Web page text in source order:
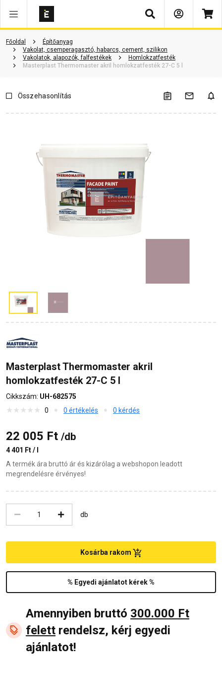
Keresés
Főoldal
Építőanyag
Vakolat, csemperagasztó, habarcs, cement, szilikon
Vakolatok, alapozók, falfestékek
Homlokzatfesték
Masterplast Thermomaster akril homlokzatfesték 27-C 5 l
Termékinformáció Kérdések és válaszok
Összehasonlítás
Masterplast Thermomaster akril
homlokzatfesték 27-C 5 l
Cikkszám: UH-682575
0
0 értékelés 0 kérdés
22 005 Ft /db
4 401 Ft / l
A termék ára bruttó ár és kizárólag a webshopon leadott
megrendelésre érvényes!
db
% Egyedi ajánlatot kérek %
Kosárba rakom
Amennyiben bruttó 300.000 Ft
felett rendelsz, kérj egyedi
ajánlatot!